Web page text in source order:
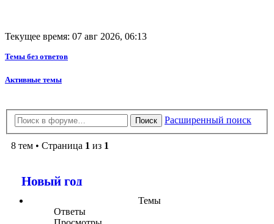
Текущее время: 07 авг 2026, 06:13
Темы без ответов
Активные темы
Поиск Расширенный поиск
8 тем • Страница 1 из 1
Новый год
Темы
Ответы